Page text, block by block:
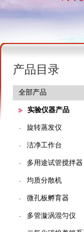
产品目录
全部产品
实验仪器产品
· 旋转蒸发仪
· 洁净工作台
· 多用途试管搅拌器
· 均质分散机
· 微孔板孵育器
· 多管漩涡混匀仪